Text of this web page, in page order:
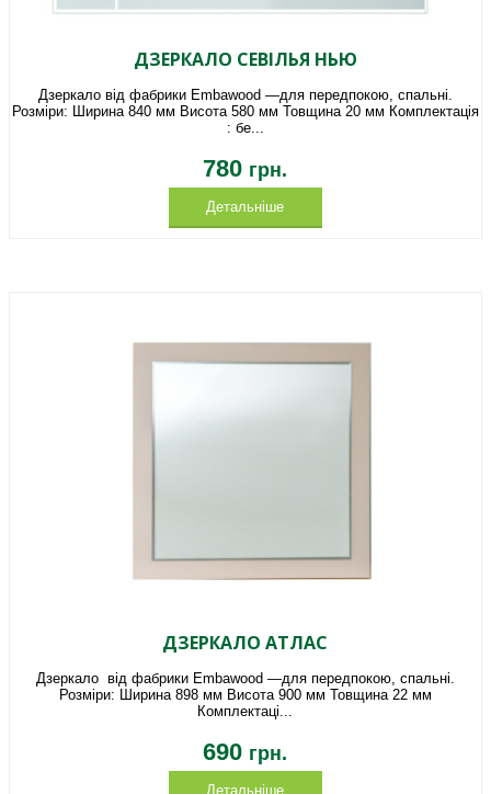
ДЗЕРКАЛО СЕВІЛЬЯ НЬЮ
Дзеркало від фабрики Embawood —для передпокою, спальні.
Розміри: Ширина 840 мм Висота 580 мм Товщина 20 мм Комплектація
: бе...
780 грн.
Детальніше
ДЗЕРКАЛО АТЛАС
Дзеркало від фабрики Embawood —для передпокою, спальні.
Розміри: Ширина 898 мм Висота 900 мм Товщина 22 мм
Комплектаці...
690 грн.
Детальніше